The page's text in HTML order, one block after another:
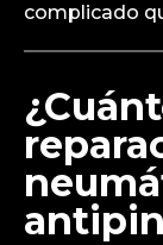
complicado